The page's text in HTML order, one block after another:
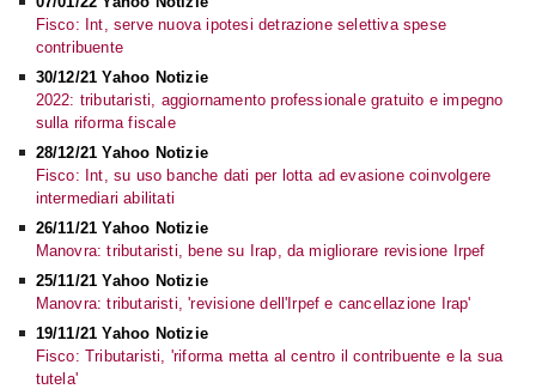
Fisco: Int, serve nuova ipotesi detrazione selettiva spese
contribuente
30/12/21 Yahoo Notizie
2022: tributaristi, aggiornamento professionale gratuito e impegno
sulla riforma fiscale
28/12/21 Yahoo Notizie
Fisco: Int, su uso banche dati per lotta ad evasione coinvolgere
intermediari abilitati
26/11/21 Yahoo Notizie
Manovra: tributaristi, bene su Irap, da migliorare revisione Irpef
25/11/21 Yahoo Notizie
Manovra: tributaristi, 'revisione dell'Irpef e cancellazione Irap'
19/11/21 Yahoo Notizie
Fisco: Tributaristi, 'riforma metta al centro il contribuente e la sua
tutela'